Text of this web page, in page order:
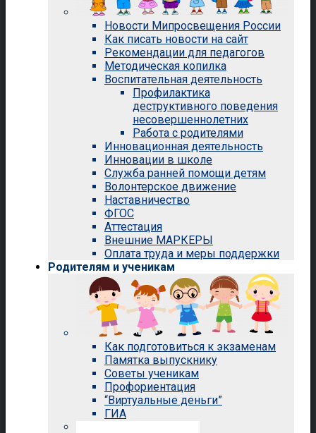
Новости Мипросвещения России
Как писать новости на сайт
Рекомендации для педагогов
Методическая копилка
Воспитательная деятельность
Профилактика
деструктивного поведения
несовершеннолетних
Работа с родителями
Инновационная деятельность
Инновации в школе
Служба ранней помощи детям
Волонтерское движение
Наставничество
ФГОС
Аттестация
Внешние МАРКЕРЫ
Оплата труда и меры поддержки
Родителям и ученикам
Как подготовиться к экзаменам
Памятка выпускнику
Советы ученикам
Профориентация
“Виртуальные деньги”
ГИА